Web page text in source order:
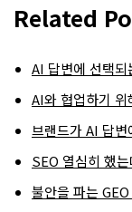
Related
AI 답변에 선택
AI와 협업하기
브랜드가 AI 답
SEO 열심히 했
불안을 파는